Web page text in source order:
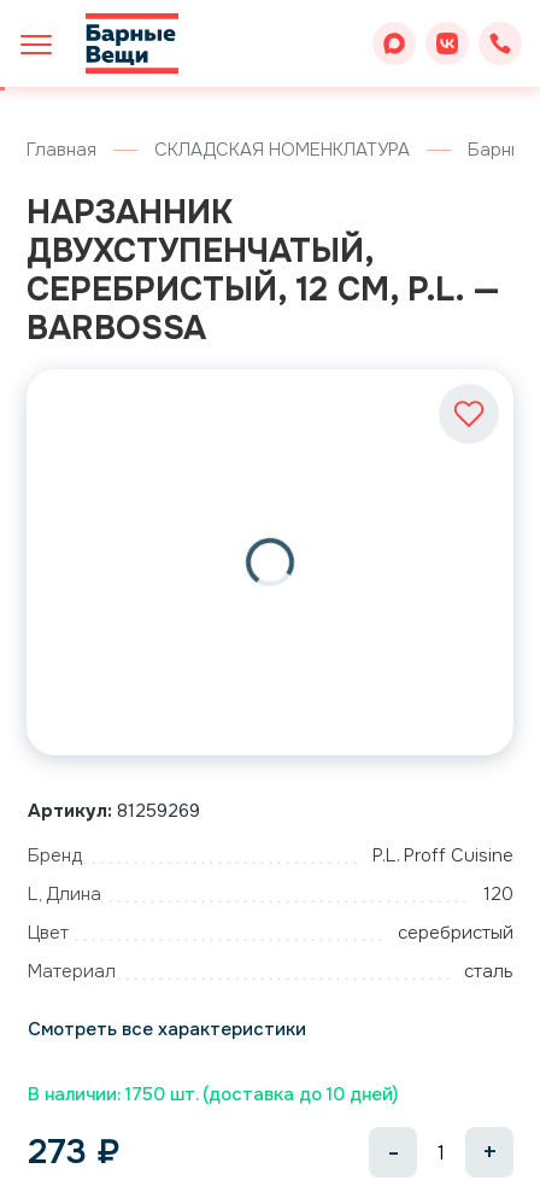
Главная СКЛАДСКАЯ НОМЕНКЛАТУРА Барные
НАРЗАННИК
ДВУХСТУПЕНЧАТЫЙ,
СЕРЕБРИСТЫЙ, 12 СМ, P.L. —
BARBOSSA
Артикул: 81259269
Бренд
P.L. Proff Cuisine
L, Длина
120
Цвет
серебристый
Материал
сталь
Смотреть все характеристики
В наличии: 1750 шт. (доставка до 10 дней)
273 ₽ - +